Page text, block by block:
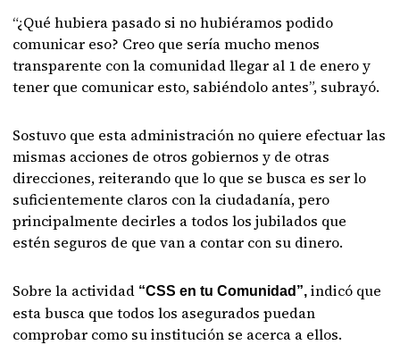
“¿Qué hubiera pasado si no hubiéramos podido
comunicar eso? Creo que sería mucho menos
transparente con la comunidad llegar al 1 de enero y
tener que comunicar esto, sabiéndolo antes”, subrayó.
Sostuvo que esta administración no quiere efectuar las
mismas acciones de otros gobiernos y de otras
direcciones, reiterando que lo que se busca es ser lo
suficientemente claros con la ciudadanía, pero
principalmente decirles a todos los jubilados que
estén seguros de que van a contar con su dinero.
Sobre la actividad “CSS en tu Comunidad”,indicó que
esta busca que todos los asegurados puedan
comprobar como su institución se acerca a ellos.